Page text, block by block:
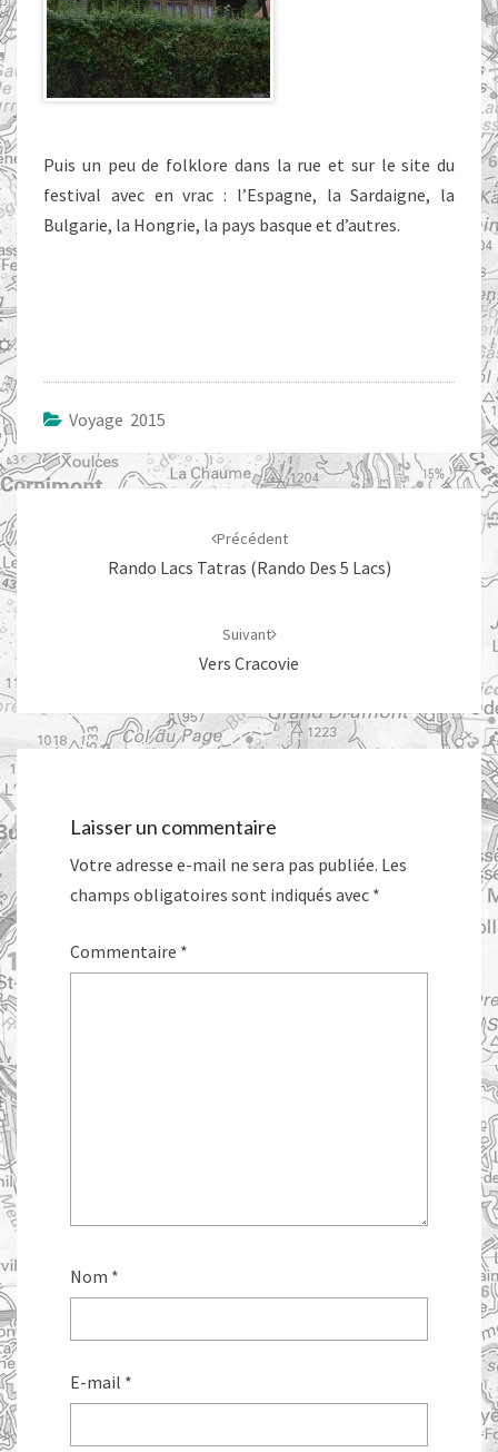
Puis un peu de folklore dans la rue et sur le site du
festival avec en vrac : l’Espagne, la Sardaigne, la
Bulgarie, la Hongrie, la pays basque et d’autres.
Voyage 2015
d'article
Précédent
Rando Lacs Tatras (rando Des 5 Lacs)
Suivant
Vers Cracovie
Laisser un commentaire
Votre adresse e-mail ne sera pas publiée. Les
champs obligatoires sont indiqués avec *
Commentaire *
Nom *
E-mail *